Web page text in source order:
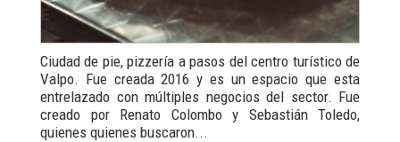
Ciudad de pie, pizzería a pasos del centro turístico de
Valpo. Fue creada 2016 y es un espacio que esta
entrelazado con múltiples negocios del sector. Fue
creado por Renato Colombo y Sebastián Toledo,
quienes quienes buscaron...